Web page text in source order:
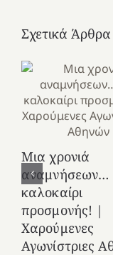
Σχετικά Άρθρα
Μια χρονιά
αναμνήσεων…
καλοκαίρι
προσμονής! |
Χαρούμενες
Αγωνίστριες